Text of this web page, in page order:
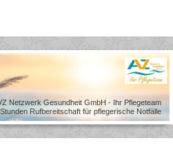
Netzwerk Gesundheit GmbH - Ihr Pflegeteam
Rufbereitschaft für pflegerische Notfälle